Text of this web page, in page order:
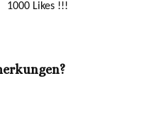
1000 Likes !!!